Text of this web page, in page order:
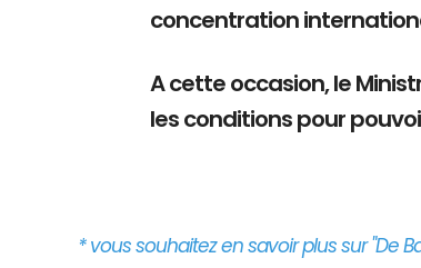
concentration
A cette occasion, le
les conditions pour
* vous souhaitez en savoir plus sur "De